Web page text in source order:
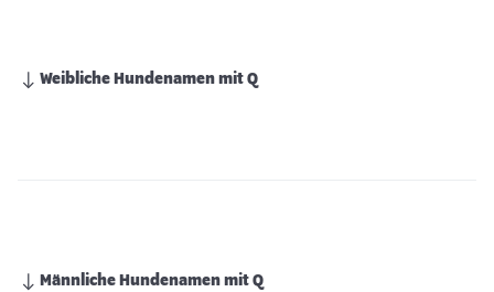
Weibliche Hundenamen mit Q
Männliche Hundenamen mit Q